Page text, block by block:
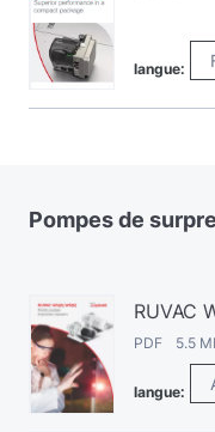
langue:
Pompesde
RUVAC
PDF 5.5
langue: